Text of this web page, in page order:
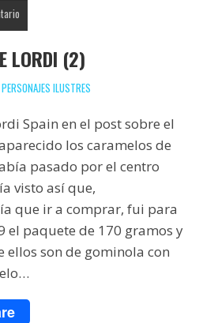
LORDI (2)
PERSONAJES ILUSTRES
Spain en el post sobre el
los caramelos de
pasado por el centro
visto así que,
que ir a comprar, fui para
el paquete de 170 gramos y
ellos son de gominola con